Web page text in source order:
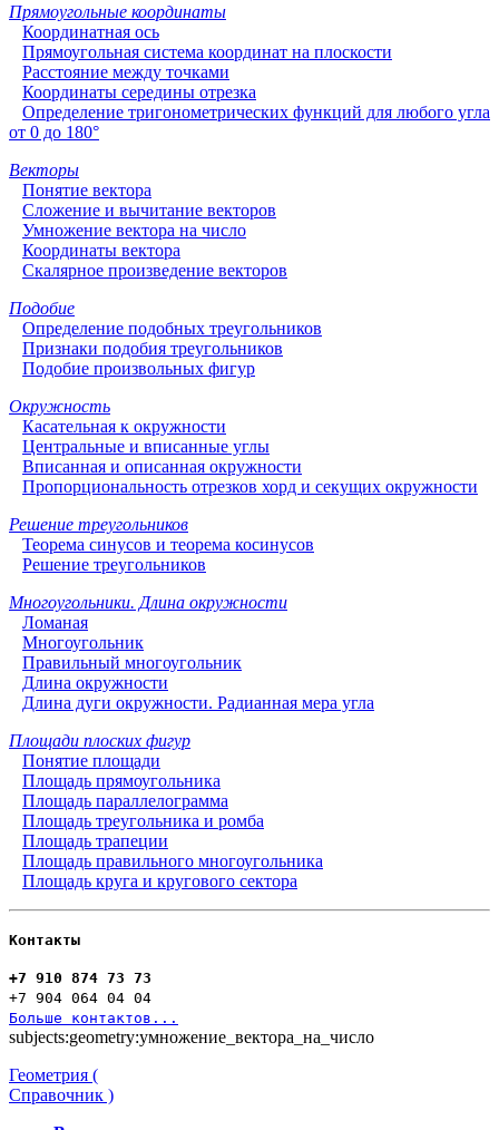
Прямоугольные координаты
Координатная ось
Прямоугольная система координат на плоскости
Расстояние между точками
Координаты середины отрезка
Определение тригонометрических функций для любого угла
от 0 до 180°
Векторы
Понятие вектора
Сложение и вычитание векторов
Умножение вектора на число
Координаты вектора
Скалярное произведение векторов
Подобие
Определение подобных треугольников
Признаки подобия треугольников
Подобие произвольных фигур
Окружность
Касательная к окружности
Центральные и вписанные углы
Вписанная и описанная окружности
Пропорциональность отрезков хорд и секущих окружности
Решение треугольников
Теорема синусов и теорема косинусов
Решение треугольников
Многоугольники. Длина окружности
Ломаная
Многоугольник
Правильный многоугольник
Длина окружности
Длина дуги окружности. Радианная мера угла
Площади плоских фигур
Понятие площади
Площадь прямоугольника
Площадь параллелограмма
Площадь треугольника и ромба
Площадь трапеции
Площадь правильного многоугольника
Площадь круга и кругового сектора
Контакты
+7 910 874 73 73
+7 904 064 04 04
Больше контактов...
subjects:geometry:умножение_вектора_на_число
Геометрия (
Справочник )